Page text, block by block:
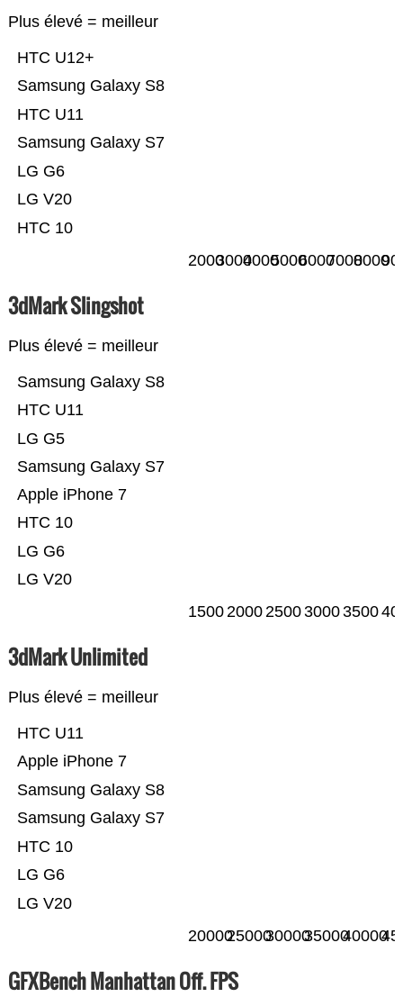
Plus élevé = meilleur
HTC 10
LG V20
LG G6
Samsung Galaxy S7
HTC U11
Samsung Galaxy S8
HTC U12+
2000300040005000600070008000
3dMark Slingshot
Plus élevé = meilleur
LG V20
LG G6
HTC 10
Apple iPhone 7
Samsung Galaxy S7
LG G5
HTC U11
Samsung Galaxy S8
15002000250030003500
3dMark Unlimited
Plus élevé = meilleur
LG V20
LG G6
HTC 10
Samsung Galaxy S7
Samsung Galaxy S8
Apple iPhone 7
HTC U11
2000025000300003500040000
GFXBench Manhattan Off. FPS